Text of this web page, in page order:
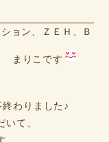
ョン、ＺＥＨ、Ｂ
まりこです
わりました♪
いて、